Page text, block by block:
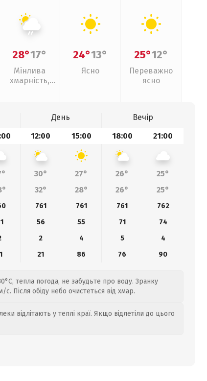
28°17°
Мінлива
хмарність,
24°13°
Ясно
25°12°
Переважно
ясно
День
Вечір
12:00 15:00 18:00 21:00
30° 27° 26°
25°
32° 28° 26° 25°
761 761 761
762
56 55 71
74
2 4 5
4
21 86 76 90
тепла погода, не забудьте про воду. Зранку
Після обіду небо очистеться від хмар.
відлітають у теплі краї. Якщо відлетіли до цього